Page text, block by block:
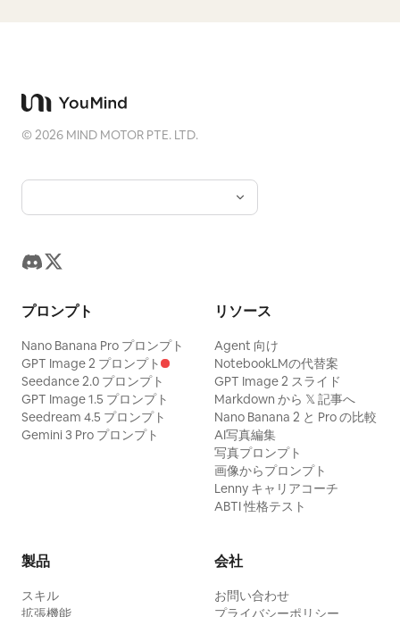
©2026 MIND MOTOR PTE. LTD.
プロンプト
Nano Banana Pro プロンプト
GPT Image 2 プロンプト
Seedance 2.0 プロンプト
GPT Image 1.5 プロンプト
Seedream 4.5 プロンプト
Gemini 3 Pro プロンプト
リソース
Agent 向け
NotebookLMの代替案
GPT Image 2 スライド
Markdown から 𝕏 記事へ
Nano Banana 2 と Pro の比較
AI写真編集
写真プロンプト
画像からプロンプト
Lenny キャリアコーチ
ABTI 性格テスト
製品
スキル
拡張機能
会社
お問い合わせ
プライバシーポリシー